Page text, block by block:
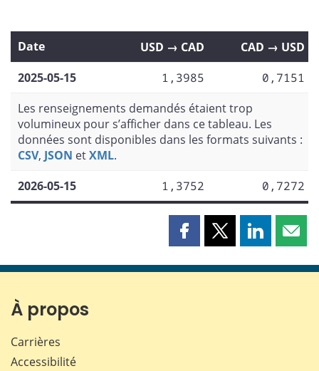
Date USD → CAD
CAD → USD
2025-05-15
1,3985
0,7151
Les renseignements demandés étaient trop
volumineux pour s’afficher dans ce tableau. Les
données sont disponibles dans les formats suivants :
CSV, JSON etXML.
2026-05-15
1,3752 0,7272
Partager
page
Partager
page
Partager
page page
À propos
Carrières
Accessibilité